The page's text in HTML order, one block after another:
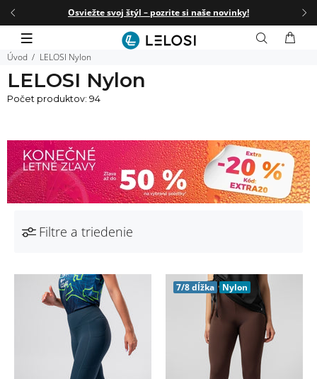
Osviežte svoj štýl – pozrite si naše novinky! -
Úvod LELOSI Nylon
LELOSI Nylon
Počet produktov: 94
Filtre a triedenie
7/8 dĺžka Nylon